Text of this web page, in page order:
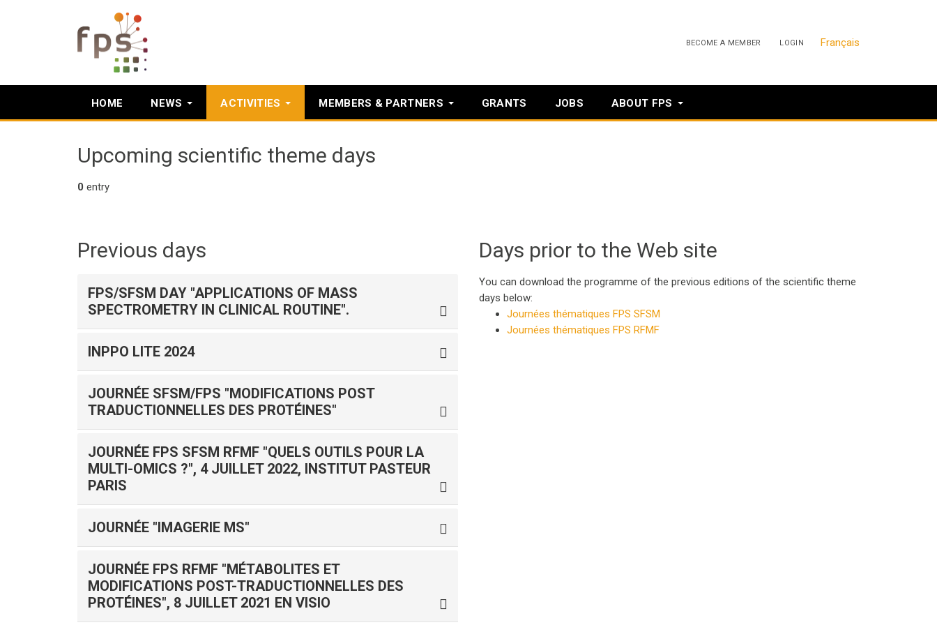
BECOME A MEMBER LOGIN Français
HOME NEWS ACTIVITIES MEMBERS & PARTNERS GRANTS JOBS ABOUT FPS
Upcoming scientific theme days
0 entry
Previous days
FPS/SFSM DAY "APPLICATIONS OF MASS
SPECTROMETRY IN CLINICAL ROUTINE".
INPPO LITE 2024
JOURNÉE SFSM/FPS "MODIFICATIONS POST
TRADUCTIONNELLES DES PROTÉINES"
JOURNÉE FPS SFSM RFMF "QUELS OUTILS POUR LA
MULTI-OMICS ?", 4 JUILLET 2022, INSTITUT PASTEUR
PARIS
JOURNÉE "IMAGERIE MS"
JOURNÉE FPS RFMF "MÉTABOLITES ET
MODIFICATIONS POST-TRADUCTIONNELLES DES
PROTÉINES", 8 JUILLET 2021 EN VISIO
Days prior to the Web site
You can download the programme of the previous editions of the scientific theme
days below:
Journées thématiques FPS SFSM
Journées thématiques FPS RFMF